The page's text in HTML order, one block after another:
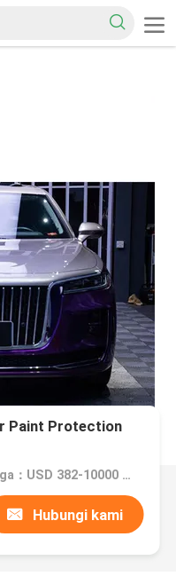
Paint Protection
Harga：USD 382-10000 ROLL
Hubungi kami